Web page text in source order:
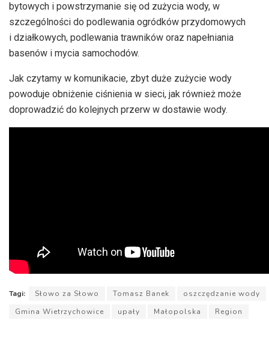
bytowych i powstrzymanie się od zużycia wody, w
szczególności do podlewania ogródków przydomowych
i działkowych, podlewania trawników oraz napełniania
basenów i mycia samochodów.
Jak czytamy w komunikacie, zbyt duże zużycie wody
powoduje obniżenie ciśnienia w sieci, jak również może
doprowadzić do kolejnych przerw w dostawie wody.
Tagi: Słowo za Słowo Tomasz Banek
oszczędzanie wody
Gmina Wietrzychowice
upały Małopolska Region